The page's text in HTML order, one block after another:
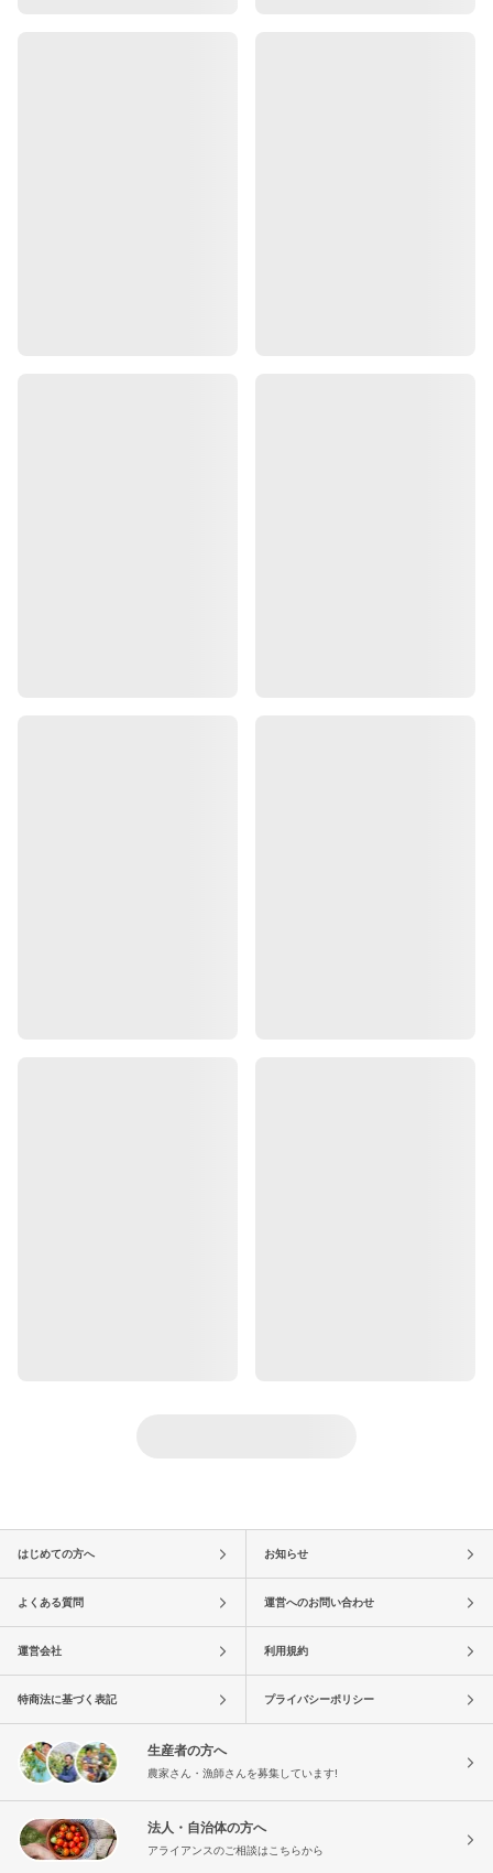
はじめての方へ お知らせ
よくある質問 運営へのお問い合わせ
運営会社 利用規約
特商法に基づく表記 プライバシーポリシー
生産者の方へ
農家さん・漁師さんを募集しています!
法人・自治体の方へ
アライアンスのご相談はこちらから